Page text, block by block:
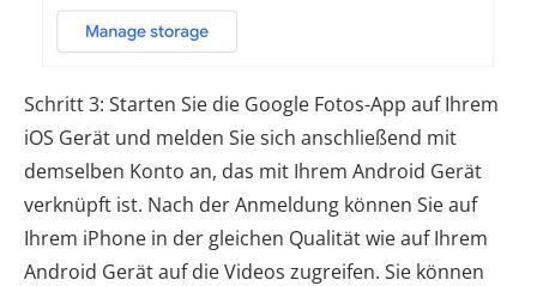
Schritt 3: Starten Sie die Google Fotos-App auf Ihrem
iOS Gerät und melden Sie sich anschließend mit
demselben Konto an, das mit Ihrem Android Gerät
verknüpft ist. Nach der Anmeldung können Sie auf
Ihrem iPhone in der gleichen Qualität wie auf Ihrem
Android Gerät auf die Videos zugreifen. Sie können